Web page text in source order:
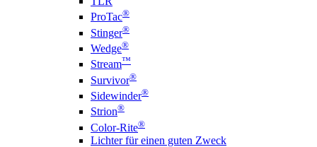
ProTac®
Stinger®
Wedge®
Stream™
Survivor®
Sidewinder®
Strion®
Color-Rite®
Lichter für einen guten Zweck